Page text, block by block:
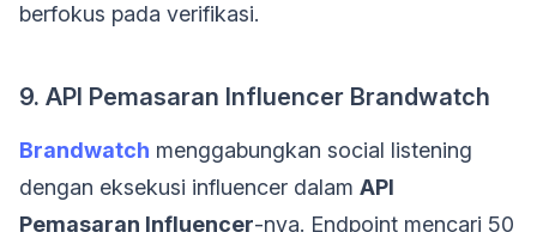
berfokus pada verifikasi.
9. API Pemasaran Influencer Brandwatch
Brandwatch menggabungkan social listening
dengan eksekusi influencer dalam API
Pemasaran Influencer-nya. Endpoint mencari 50